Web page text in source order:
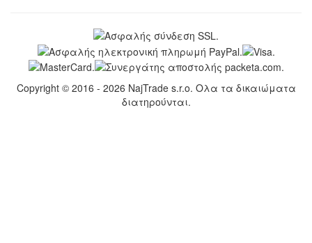
Copyright © 2016 - 2026 NajTrade s.r.o. Ολα τα δικαιώματα
διατηρούνται.